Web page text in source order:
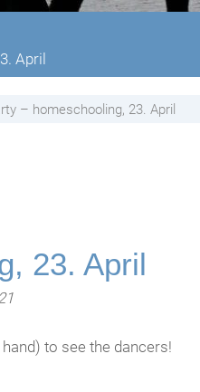
April
– homeschooling, 23. April
23. April
to see the dancers!